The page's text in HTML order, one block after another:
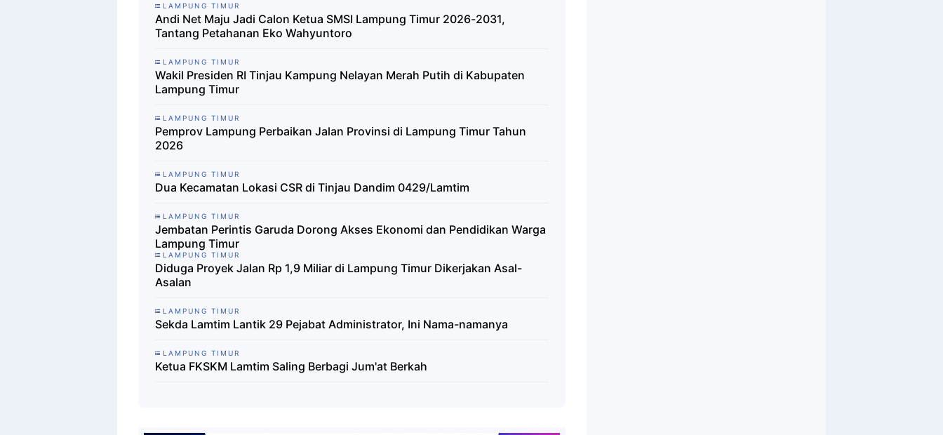
LAMPUNG TIMUR
Andi Net Maju Jadi Calon Ketua SMSI Lampung Timur 2026-2031,
Tantang Petahanan Eko Wahyuntoro
LAMPUNG TIMUR
Wakil Presiden RI Tinjau Kampung Nelayan Merah Putih di Kabupaten
Lampung Timur
LAMPUNG TIMUR
Pemprov Lampung Perbaikan Jalan Provinsi di Lampung Timur Tahun
2026
LAMPUNG TIMUR
Dua Kecamatan Lokasi CSR di Tinjau Dandim 0429/Lamtim
LAMPUNG TIMUR
Jembatan Perintis Garuda Dorong Akses Ekonomi dan Pendidikan Warga
Lampung Timur
LAMPUNG TIMUR
Diduga Proyek Jalan Rp 1,9 Miliar di Lampung Timur Dikerjakan Asal-
Asalan
LAMPUNG TIMUR
Sekda Lamtim Lantik 29 Pejabat Administrator, Ini Nama-namanya
LAMPUNG TIMUR
Ketua FKSKM Lamtim Saling Berbagi Jum'at Berkah